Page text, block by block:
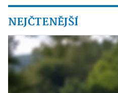
NEJČTENĚJŠÍ